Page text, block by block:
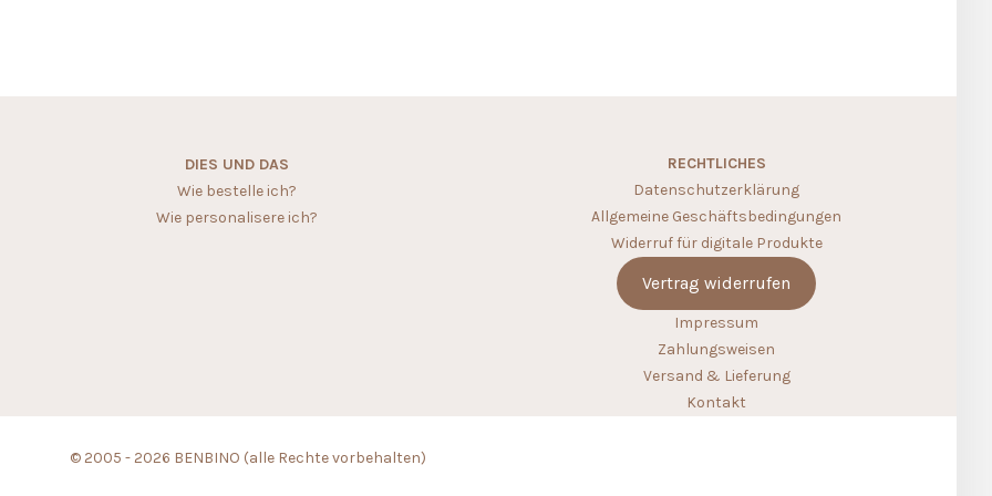
DIES UND DAS
Wie bestelle ich?
Wie personalisere ich?
RECHTLICHES
Datenschutzerklärung
Allgemeine Geschäftsbedingungen
Widerruf für digitale Produkte
Vertrag widerrufen
Impressum
Zahlungsweisen
Versand & Lieferung
Kontakt
© 2005 - 2026 BENBINO (alle Rechte vorbehalten)